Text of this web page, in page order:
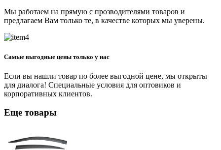
Мы работаем на прямую с прозводителями товаров и
предлагаем Вам только те, в качестве которых мы уверены.
Самые выгодные цены только у нас
Если вы нашли товар по более выгодной цене, мы открыты
для диалога! Специальные условия для оптовиков и
корпоративных клиентов.
Еще товары